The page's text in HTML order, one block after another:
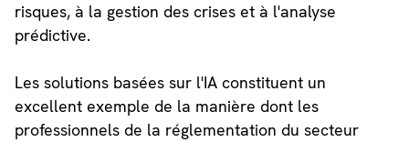
risques, à la gestion des crises et à l'analyse
prédictive.
Les solutions basées sur l'IA constituent un
excellent exemple de la manière dont les
professionnels de la réglementation du secteur